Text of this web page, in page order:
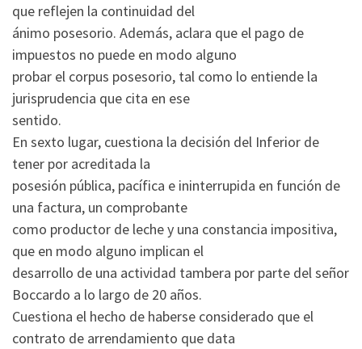
que reflejen la continuidad del
ánimo posesorio. Además, aclara que el pago de
impuestos no puede en modo alguno
probar el corpus posesorio, tal como lo entiende la
jurisprudencia que cita en ese
sentido.
En sexto lugar, cuestiona la decisión del Inferior de
tener por acreditada la
posesión pública, pacífica e ininterrupida en función de
una factura, un comprobante
como productor de leche y una constancia impositiva,
que en modo alguno implican el
desarrollo de una actividad tambera por parte del señor
Boccardo a lo largo de 20 años.
Cuestiona el hecho de haberse considerado que el
contrato de arrendamiento que data